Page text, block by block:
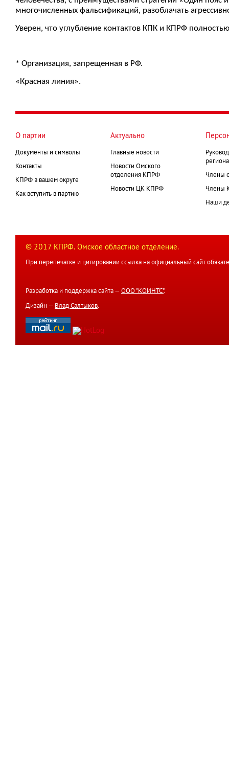
многочисленных фальсификаций, разоблачать
Уверен, что углубление контактов КПК и КПРФ
* Организация, запрещенная в РФ.
«Красная линия».
О партии
Документы и символы
Контакты
КПРФ в вашем округе
Как вступить в партию
Актуально
Главные новости
Новости Омского
отделения КПРФ
Новости ЦК КПРФ
Члены
Члены
Наши
© 2017 КПРФ. Омское областное отделение.
При перепечатке и цитировании ссылка на официальный сайт
Разработка и поддержка сайта — ООО "КОИНТС".
Дизайн — Влад Салтыков.